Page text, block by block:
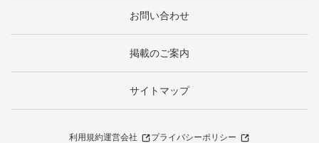
お問い合わせ
掲載のご案内
サイトマップ
利用規約運営会社
プライバシーポリシー